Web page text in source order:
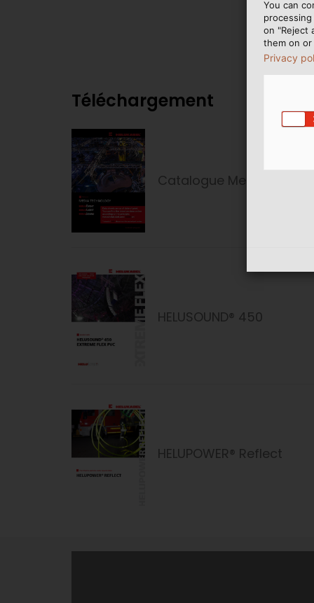
Téléchargement
Catalogue Media
HELUSOUND® 450
HELUPOWER® Reflect
You can
on "Reject
them on or
Privacy